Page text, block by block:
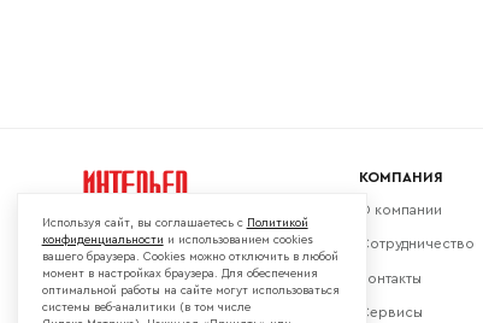
Мы в социальных сетях:
КОМПАНИЯ
О компании
Сотрудничество
Контакты
Сервисы
Используя сайт, вы соглашаетесь с Политикой
конфиденциальности и использованием cookies
вашего браузера. Cookies можно отключить в любой
момент в настройках браузера. Для обеспечения
оптимальной работы на сайте могут использоваться
системы веб-аналитики (в том числе